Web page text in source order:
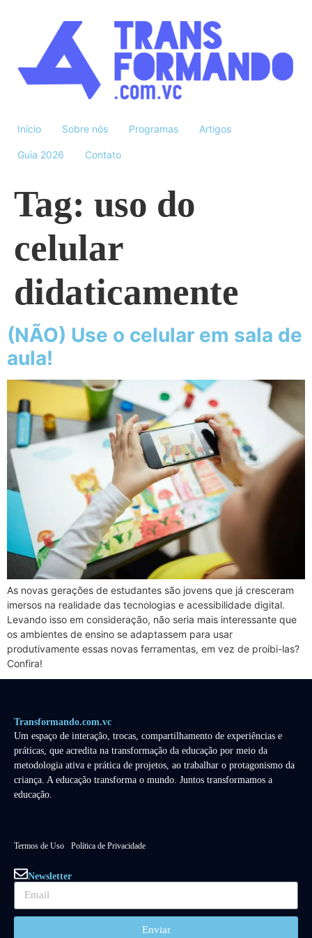
Início Sobre nós Programas Artigos
Guia 2026 Contato
Tag: uso do
celular
didaticamente
(NÃO) Use o celular em sala de
aula!
As novas gerações de estudantes são jovens que já cresceram
imersos na realidade das tecnologias e acessibilidade digital.
Levando isso em consideração, não seria mais interessante que
os ambientes de ensino se adaptassem para usar
produtivamente essas novas ferramentas, em vez de proibi-las?
Confira!
Transformando.com.vc
Um espaço de interação, trocas, compartilhamento de experiências e
práticas, que acredita na transformação da educação por meio da
metodologia ativa e prática de projetos, ao trabalhar o protagonismo da
criança. A educação transforma o mundo. Juntos transformamos a
educação.
Termos de Uso Política de Privacidade
Newsletter
Enviar